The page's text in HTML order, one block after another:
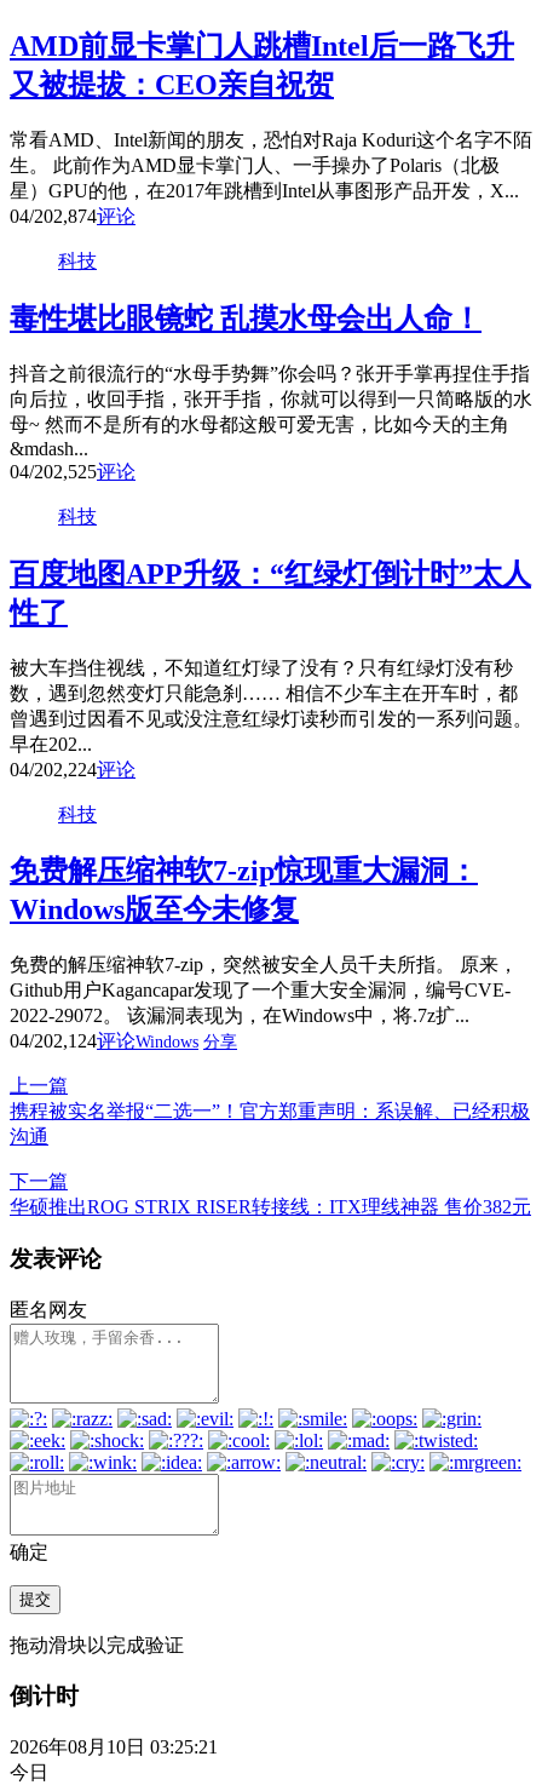
AMD前显卡掌门人跳槽Intel后一路飞升
又被提拔：CEO亲自祝贺
常看AMD、Intel新闻的朋友，恐怕对Raja Koduri这个名字不陌
生。 此前作为AMD显卡掌门人、一手操办了Polaris（北极
星）GPU的他，在2017年跳槽到Intel从事图形产品开发，X...
04/202,874评论
科技
毒性堪比眼镜蛇 乱摸水母会出人命！
抖音之前很流行的“水母手势舞”你会吗？张开手掌再捏住手指
向后拉，收回手指，张开手指，你就可以得到一只简略版的水
母~ 然而不是所有的水母都这般可爱无害，比如今天的主角
&mdash...
04/202,525评论
科技
百度地图APP升级：“红绿灯倒计时”太人
性了
被大车挡住视线，不知道红灯绿了没有？只有红绿灯没有秒
数，遇到忽然变灯只能急刹…… 相信不少车主在开车时，都
曾遇到过因看不见或没注意红绿灯读秒而引发的一系列问题。
早在202...
04/202,224评论
科技
免费解压缩神软7-zip惊现重大漏洞：
Windows版至今未修复
免费的解压缩神软7-zip，突然被安全人员千夫所指。 原来，
Github用户Kagancapar发现了一个重大安全漏洞，编号CVE-
2022-29072。 该漏洞表现为，在Windows中，将.7z扩...
04/202,124评论Windows 分享
上一篇
携程被实名举报“二选一”！官方郑重声明：系误解、已经积极
沟通
下一篇
华硕推出ROG STRIX RISER转接线：ITX理线神器 售价382元
发表评论
匿名网友
确定
提交
拖动滑块以完成验证
倒计时
2026年08月10日 03:25:22
今日